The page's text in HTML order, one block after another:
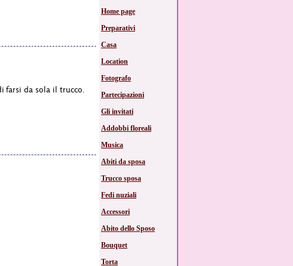
farsi da sola il trucco.
Home page
Preparativi
Casa
Location
Fotografo
Partecipazioni
Gli invitati
Addobbi floreali
Musica
Abiti da sposa
Trucco sposa
Fedi nuziali
Accessori
Abito dello Sposo
Bouquet
Torta